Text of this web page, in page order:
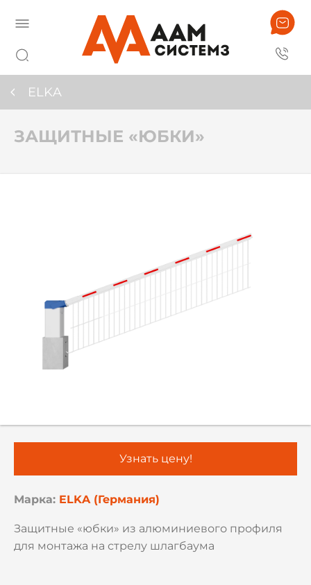
ELKA
ЗАЩИТНЫЕ «ЮБКИ»
Марка: ELKA (Германия)
Защитные «юбки» из алюминиевого профиля
для монтажа на стрелу шлагбаума
Узнать цену!